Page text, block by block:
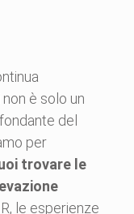
non è solo un
del
per
trovare le
le esperienze